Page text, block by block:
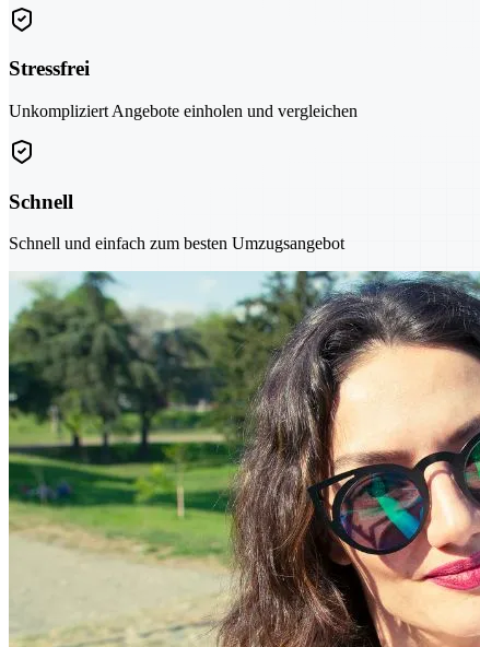
Stressfrei
Unkompliziert Angebote einholen und vergleichen
Schnell
Schnell und einfach zum besten Umzugsangebot